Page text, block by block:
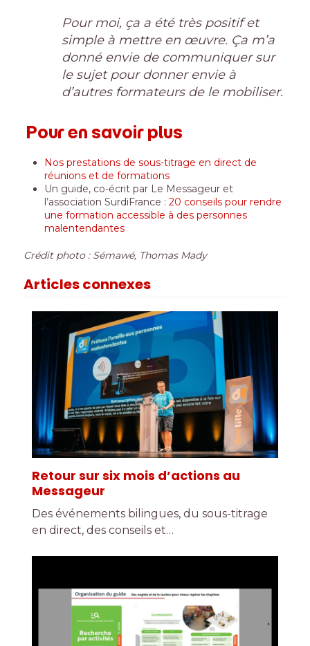
Pour moi, ça a été très positif et
simple à mettre en œuvre. Ça m’a
donné envie de communiquer sur
le sujet pour donner envie à
d’autres formateurs de le mobiliser.
Pour en savoir plus
Nos prestationsde sous-titrage en direct de
réunions et de formations
Un guide, co-écrit par Le Messageur et
l’association SurdiFrance : 20 conseils pour rendre
une formation accessible à des personnes
malentendantes
Crédit photo : Sémawé, Thomas Mady
Articles connexes
Retour sur six mois d’actions au
Messageur
Des événements bilingues, du sous-titrage
en direct, des conseils et…